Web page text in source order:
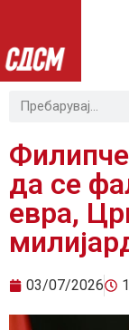
да се
евра,
03/07/2026